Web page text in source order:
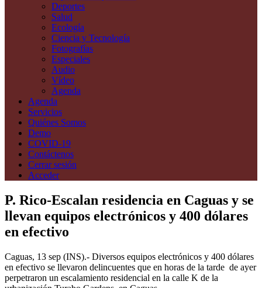
Deportes
Salud
Ecología
Ciencia y Tecnología
Fotografías
Especiales
Audio
Vídeo
Agenda
Agenda
Servicios
Quiénes Somos
Demo
COVID-19
Contáctenos
Cerrar sesión
Acceder
P. Rico-Escalan residencia en Caguas y se
llevan equipos electrónicos y 400 dólares
en efectivo
Caguas, 13 sep (INS).- Diversos equipos electrónicos y 400 dólares
en efectivo se llevaron delincuentes que en horas de la tarde de ayer
perpetraron un escalamiento residencial en la calle K de la